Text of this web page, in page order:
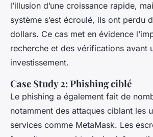
l’illusion d’une croissance rapide,
système s’est écroulé, ils ont perdu
dollars. Ce cas met en évidence
recherche et des vérifications avant
investissement.
Case Study 2: Phishing ciblé
Le phishing a également fait de
notamment des attaques ciblant les
services comme MetaMask. Les